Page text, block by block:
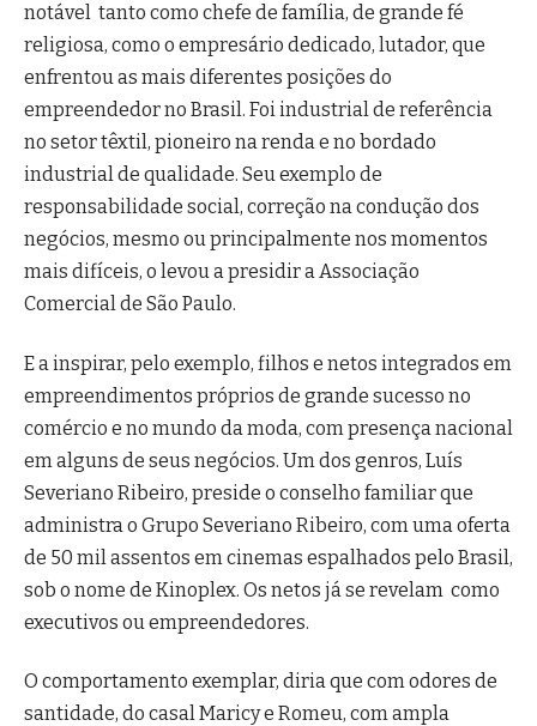
notável tanto como chefe de família, de grande fé
religiosa, como o empresário dedicado, lutador, que
enfrentou as mais diferentes posições do
empreendedor no Brasil. Foi industrial de referência
no setor têxtil, pioneiro na renda e no bordado
industrial de qualidade. Seu exemplo de
responsabilidade social, correção na condução dos
negócios, mesmo ou principalmente nos momentos
mais difíceis, o levou a presidir a Associação
Comercial de São Paulo.
E a inspirar, pelo exemplo, filhos e netos integrados em
empreendimentos próprios de grande sucesso no
comércio e no mundo da moda, com presença nacional
em alguns de seus negócios. Um dos genros, Luís
Severiano Ribeiro, preside o conselho familiar que
administra o Grupo Severiano Ribeiro, com uma oferta
de 50 mil assentos em cinemas espalhados pelo Brasil,
sob o nome de Kinoplex. Os netos já se revelam como
executivos ou empreendedores.
O comportamento exemplar, diria que com odores de
santidade, do casal Maricy e Romeu, com ampla